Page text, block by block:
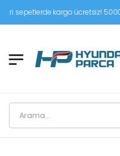
kargo ücretsiz! 5000 TL